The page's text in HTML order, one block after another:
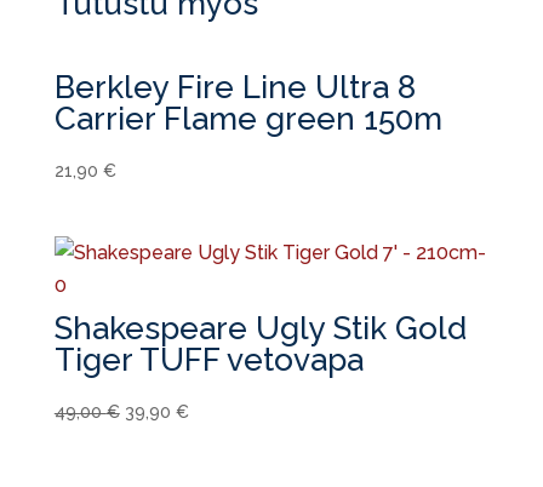
Berkley Fire Line Ultra 8
Carrier Flame green 150m
21,90 €
Shakespeare Ugly Stik Gold
Tiger TUFF vetovapa
49,00€ Alkuperäinen
39,90 €Nykyinen